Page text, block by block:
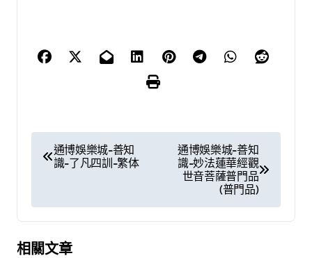
文
導
覽
通博娛樂城-善知
識-了凡四訓-繁体
通博娛樂城-善知
識-妙法蓮華經觀
世音菩薩普門品
(普門品)
相關文章